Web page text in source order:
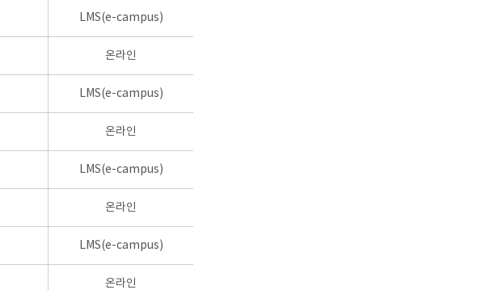
LMS(e-campus)
온라인
LMS(e-campus)
온라인
LMS(e-campus)
온라인
LMS(e-campus)
온라인